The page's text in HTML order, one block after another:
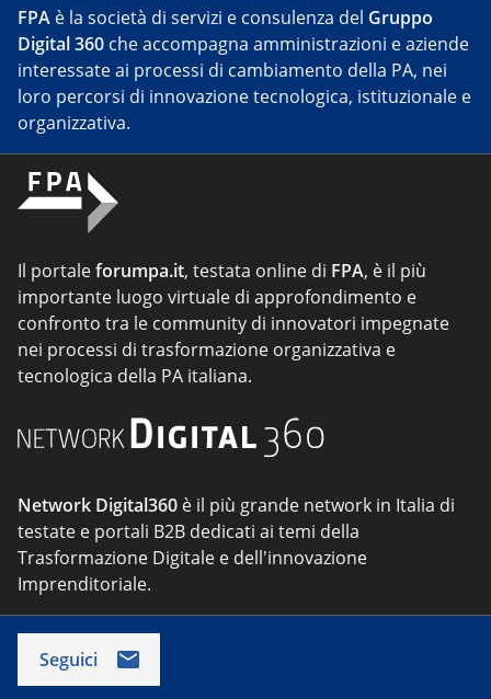
FPA è la società di servizi e consulenza del Gruppo
Digital 360 che accompagna amministrazioni e aziende
interessate ai processi di cambiamento della PA, nei
loro percorsi di innovazione tecnologica, istituzionale e
organizzativa.
Il portaleforumpa.it, testata online di FPA, è il più
importante luogo virtuale di approfondimento e
confronto tra le community di innovatori impegnate
nei processi di trasformazione organizzativa e
tecnologica della PA italiana.
Network Digital360 è il più grande network in Italia di
testate e portali B2B dedicati ai temi della
Trasformazione Digitale e dell'innovazione
Imprenditoriale.
Seguici